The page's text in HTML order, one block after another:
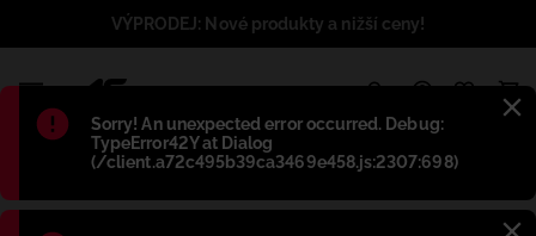
Błąd:
Sorry! An unexpected error occurred. Debug:
TypeError42Y at Dialog
(/client.a72c495b39ca3469e458.js:2307:698)
VÝPRODEJ: Nové produkty a nižší ceny!